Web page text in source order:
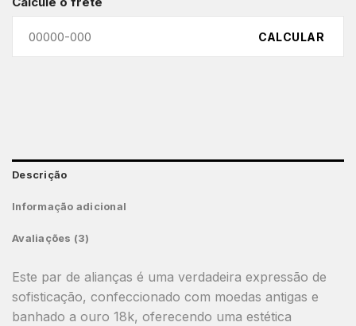
CALCULAR
Descrição
Informação adicional
Avaliações (3)
Este par de alianças é uma verdadeira expressão de
sofisticação, confeccionado com moedas antigas e
banhado a ouro 18k, oferecendo uma estética